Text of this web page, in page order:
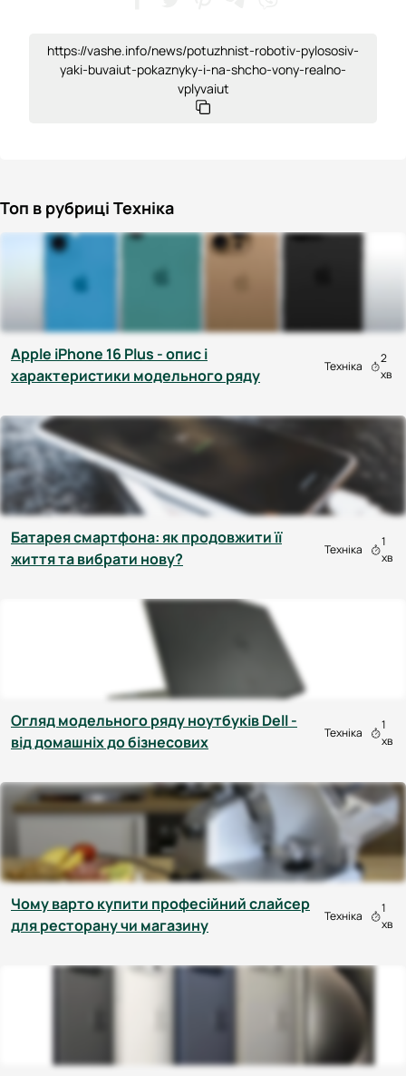
https://vashe.info/news/potuzhnist-robotiv-pylososiv-
yaki-buvaiut-pokaznyky-i-na-shcho-vony-realno-
vplyvaiut
Топ в рубриці Техніка
Apple iPhone 16 Plus - опис і
характеристики модельного ряду
Техніка
2
хв
Батарея смартфона: як продовжити її
життя та вибрати нову?
Техніка
1
хв
Огляд модельного ряду ноутбуків Dell -
від домашніх до бізнесових
Техніка
1
хв
Чому варто купити професійний слайсер
для ресторану чи магазину
Техніка
1
хв